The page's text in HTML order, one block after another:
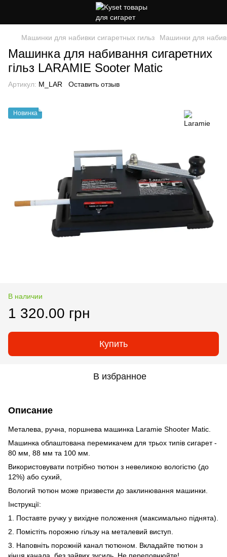
Машинки для набивки сигаретных гильз Машинки для
Машинка для набивання сигаретних
гільз LARAMIE Sooter Matic
Артикул: M_LAR Оставить отзыв
Новинка
В наличии
1 320.00 грн
Купить
В избранное
Описание
Металева, ручна, поршнева машинка Laramie Shooter Matic.
Машинка облаштована перемикачем для трьох типів сигарет -
80 мм, 88 мм та 100 мм.
Використовувати потрібно тютюн з невеликою вологістю (до
12%) або сухий,
Вологий тютюн може призвести до заклинювання машинки.
Інструкції:
1. Поставте ручку у вихідне положення (максимально піднята).
2. Помістіть порожню гільзу на металевий виступ.
3. Наповніть порожній канал тютюном. Вкладайте тютюн з
кінця канала, без зайвих зусиль. Не переповнюйте!